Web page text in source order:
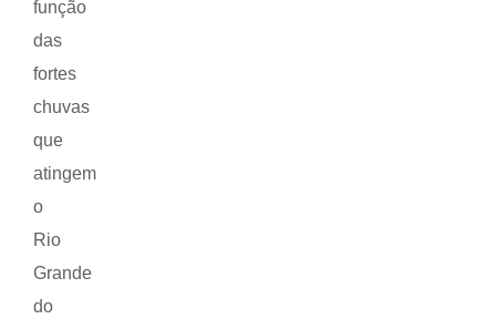
função
das
fortes
chuvas
que
atingem
o
Rio
Grande
do